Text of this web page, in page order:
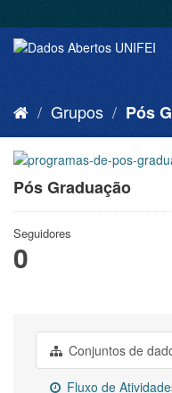
Grupos Pós
Pós Graduação
Seguidores
0
Conjuntos de
Fluxo de